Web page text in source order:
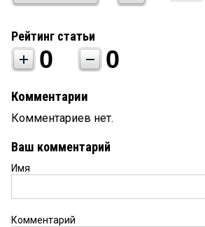
Рейтинг статьи
0 0
Комментарии
Комментариев нет.
Ваш комментарий
Имя
Комментарий